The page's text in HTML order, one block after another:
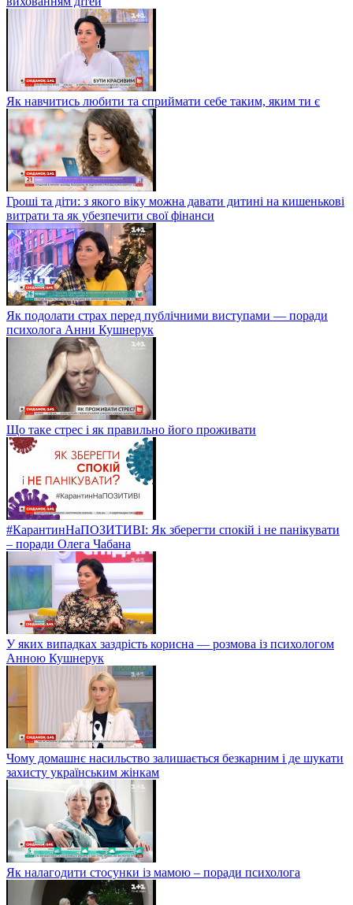
Як навчитись любити та сприймати себе таким, яким ти є
Гроші та діти: з якого віку можна давати дитині на кишенькові
витрати та як убезпечити свої фінанси
Як подолати страх перед публічними виступами — поради
психолога Анни Кушнерук
Що таке стрес і як правильно його проживати
#КарантинНаПОЗИТИВІ: Як зберегти спокій і не панікувати
– поради Олега Чабана
У яких випадках заздрість корисна — розмова із психологом
Анною Кушнерук
Чому домашнє насильство залишається безкарним і де шукати
захисту українським жінкам
Як налагодити стосунки із мамою – поради психолога